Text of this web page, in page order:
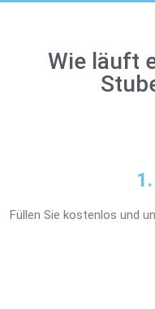
Wie läuft
Füllen Sie kostenlos und